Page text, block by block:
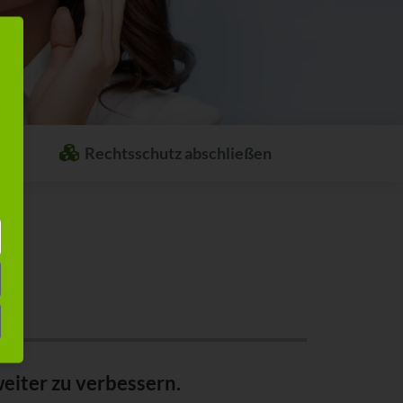
Rechtsschutz abschließen
zu verbessern.